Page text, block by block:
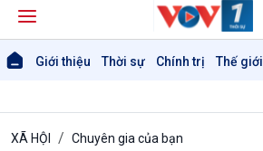
Giới thiệu Thời sự Chính trị Thế giới
XÃ HỘI Chuyên gia của bạn